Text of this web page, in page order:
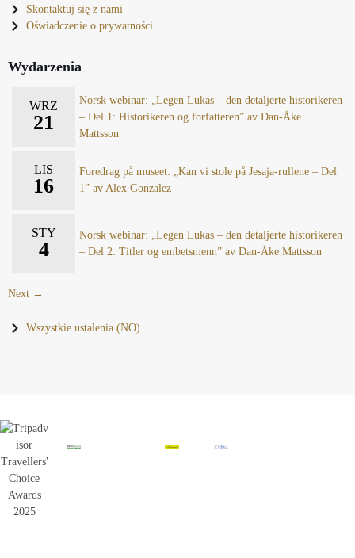
Skontaktuj się z nami
Oświadczenie o prywatności
Wydarzenia
WRZ
21
Norsk webinar: „Legen Lukas – den detaljerte historikeren
– Del 1: Historikeren og forfatteren” av Dan-Åke
Mattsson
LIS
16
Foredrag på museet: „Kan vi stole på Jesaja-rullene – Del
1” av Alex Gonzalez
STY
4
Norsk webinar: „Legen Lukas – den detaljerte historikeren
– Del 2: Titler og embetsmenn” av Dan-Åke Mattsson
Next →
Wszystkie ustalenia (NO)